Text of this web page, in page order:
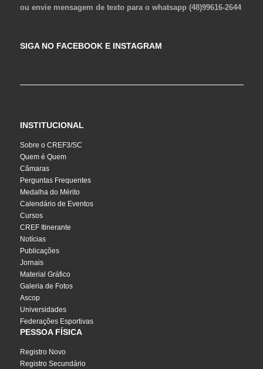
ou envie mensagem de texto para o whatsapp (48)99616-2644
SIGA NO FACEBOOK E INSTAGRAM
INSTITUCIONAL
Sobre o CREF3/SC
Quem é Quem
Câmaras
Perguntas Frequentes
Medalha do Mérito
Calendário de Eventos
Cursos
CREF Itinerante
Notícias
Publicações
Jornais
Material Gráfico
Galeria de Fotos
Ascop
Universidades
Federações Esportivas
PESSOA FÍSICA
Registro Novo
Registro Secundário